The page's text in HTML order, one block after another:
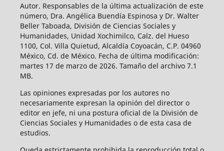
Autor. Responsables de la última actualización de este
número, Dra. Angélica Buendía Espinosa y Dr. Walter
Beller Taboada, División de Ciencias Sociales y
Humanidades, Unidad Xochimilco, Calz. del Hueso
1100, Col. Villa Quietud, Alcaldía Coyoacán, C.P. 04960
México, Cd. de México. Fecha de última modificación:
martes 17 de marzo de 2026. Tamaño del archivo 7.1
MB.
Las opiniones expresadas por los autores no
necesariamente expresan la opinión del director o
editor en jefe, ni una postura oficial de la División de
Ciencias Sociales y Humanidades o de esta casa de
estudios.